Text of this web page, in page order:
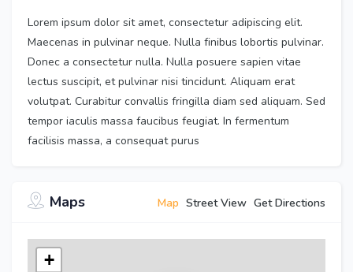
Lorem ipsum dolor sit amet, consectetur adipiscing elit.
Maecenas in pulvinar neque. Nulla finibus lobortis pulvinar.
Donec a consectetur nulla. Nulla posuere sapien vitae
lectus suscipit, et pulvinar nisi tincidunt. Aliquam erat
volutpat. Curabitur convallis fringilla diam sed aliquam. Sed
tempor iaculis massa faucibus feugiat. In fermentum
facilisis massa, a consequat purus
Maps Map Street View Get Directions
+